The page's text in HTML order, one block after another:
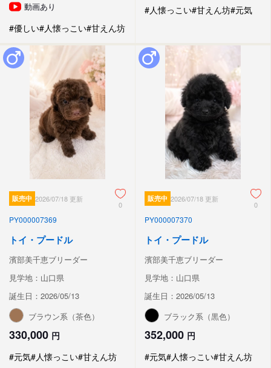
動画あり
#優しい#人懐っこい#甘えん坊
#人懐っこい#甘えん坊#元気
販売中 2026/07/18 更新
0
PY000007369
トイ・プードル
濱部美千恵ブリーダー
見学地：山口県
誕生日：2026/05/13
ブラウン系（茶色）
330,000 円
#元気#人懐っこい#甘えん坊
販売中 2026/07/18 更新
0
PY000007370
トイ・プードル
濱部美千恵ブリーダー
見学地：山口県
誕生日：2026/05/13
ブラック系（黒色）
352,000 円
#元気#人懐っこい#甘えん坊